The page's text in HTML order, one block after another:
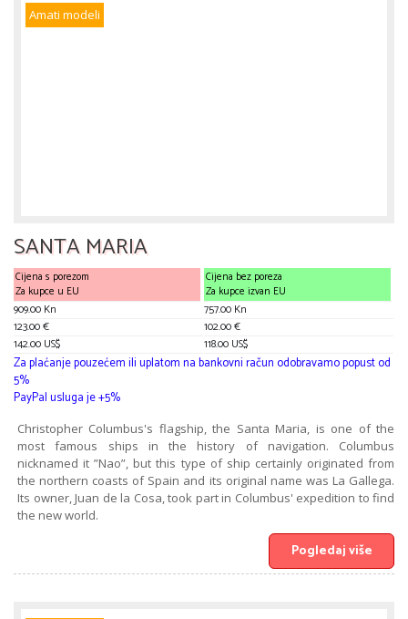
Amati modeli
SANTA MARIA
Cijena s porezom
Za kupce u EU
909.00 Kn
123.00 €
142.00 US$
Cijena bez poreza
Za kupce izvan EU
757.00 Kn
102.00 €
118.00 US$
Za plaćanje pouzećem ili uplatom na bankovni račun odobravamo popust od
5%
PayPal usluga je +5%
Christopher Columbus's flagship, the Santa Maria, is one of the
most famous ships in the history of navigation. Columbus
nicknamed it ”Nao”, but this type of ship certainly originated from
the northern coasts of Spain and its original name was La Gallega.
Its owner, Juan de la Cosa, took part in Columbus' expedition to find
the new world.
Pogledaj više